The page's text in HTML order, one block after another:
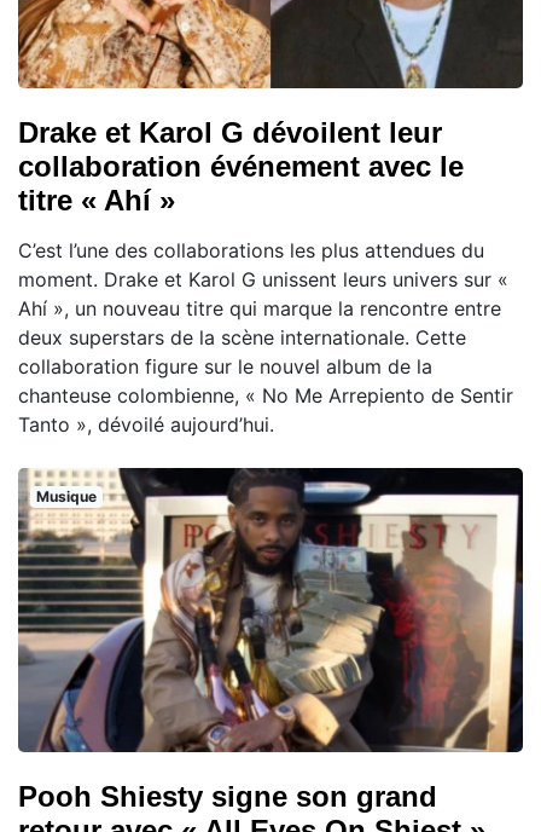
Drake et Karol G dévoilent leur
collaboration événement avec le
titre « Ahí »
C’est l’une des collaborations les plus attendues du
moment. Drake et Karol G unissent leurs univers sur «
Ahí », un nouveau titre qui marque la rencontre entre
deux superstars de la scène internationale. Cette
collaboration figure sur le nouvel album de la
chanteuse colombienne, « No Me Arrepiento de Sentir
Tanto », dévoilé aujourd’hui.
Musique
Pooh Shiesty signe son grand